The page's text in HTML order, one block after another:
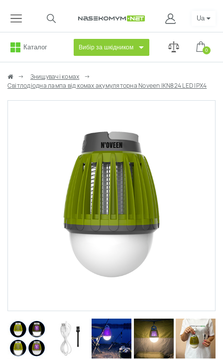
Каталог Вибір за шкідником 0
Ua
Знищувачі комах
Світлодіодна лампа від комах акумуляторна Noveen IKN824 LED IPХ4